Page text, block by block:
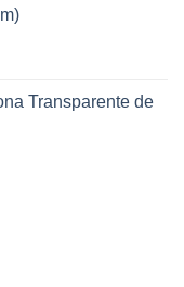
Transparente de